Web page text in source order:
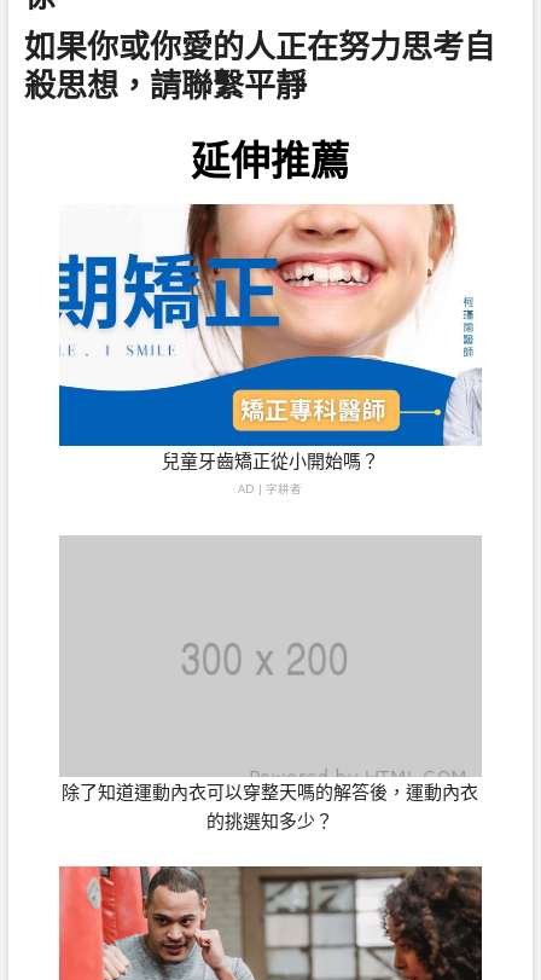
如果你或你愛的人正在努力思考自
殺思想，請聯繫平靜
延伸推薦
兒童牙齒矯正從小開始嗎？
AD | 字耕者
除了知道運動內衣可以穿整天嗎的解答後，運動內衣
的挑選知多少？